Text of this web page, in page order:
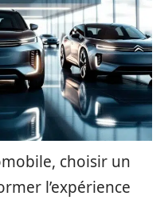
choisir un
l’expérience